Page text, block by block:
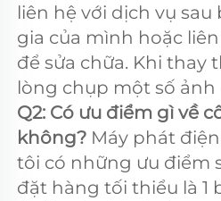
liên hệ với dịch vụ
gia của mình hoặc
để sửa chữa. Khi thay
lòng chụp một số ảnh
Q2: Có ưu điểm gì về
không? Máy phát
tôi có những ưu điểm
đặt hàng tối thiểu là 1